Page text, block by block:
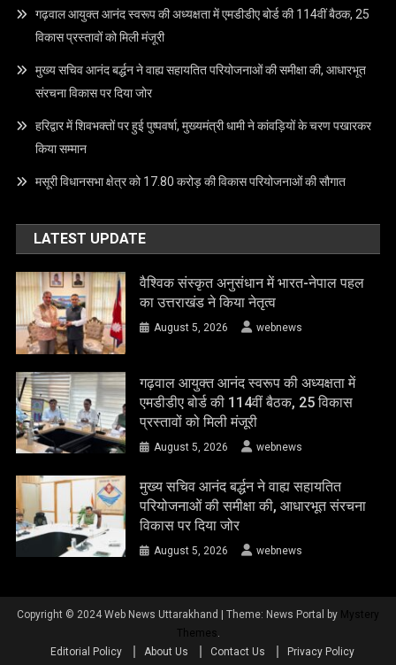
गढ़वाल आयुक्त आनंद स्वरूप की अध्यक्षता में एमडीडीए बोर्ड की 114वीं बैठक, 25
विकास प्रस्तावों को मिली मंजूरी
मुख्य सचिव आनंद बर्द्धन ने वाह्य सहायतित परियोजनाओं की समीक्षा की, आधारभूत
संरचना विकास पर दिया जोर
हरिद्वार में शिवभक्तों पर हुई पुष्पवर्षा, मुख्यमंत्री धामी ने कांवड़ियों के चरण पखारकर
किया सम्मान
मसूरी विधानसभा क्षेत्र को 17.80 करोड़ की विकास परियोजनाओं की सौगात
LATEST UPDATE
वैश्विक संस्कृत अनुसंधान में भारत-नेपाल पहल
का उत्तराखंड ने किया नेतृत्व
August 5, 2026 webnews
गढ़वाल आयुक्त आनंद स्वरूप की अध्यक्षता में
एमडीडीए बोर्ड की 114वीं बैठक, 25 विकास
प्रस्तावों को मिली मंजूरी
August 5, 2026 webnews
मुख्य सचिव आनंद बर्द्धन ने वाह्य सहायतित
परियोजनाओं की समीक्षा की, आधारभूत संरचना
विकास पर दिया जोर
August 5, 2026 webnews
Copyright © 2024 Web News Uttarakhand | Theme: News Portal by Mystery
Themes
Editorial Policy
About Us Contact Us Privacy Policy